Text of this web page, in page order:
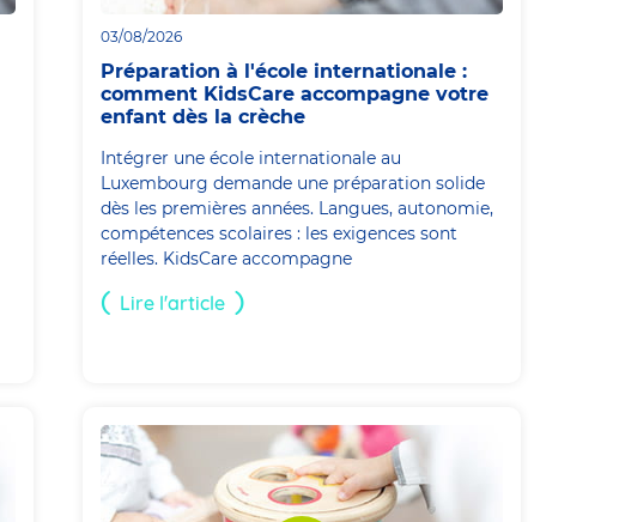
03/08/2026
Préparation à l'école internationale :
comment KidsCare accompagne votre
enfant dès la crèche
Intégrer une école internationale au
Luxembourg demande une préparation solide
dès les premières années. Langues, autonomie,
compétences scolaires : les exigences sont
réelles. KidsCare accompagne
Lire l'article